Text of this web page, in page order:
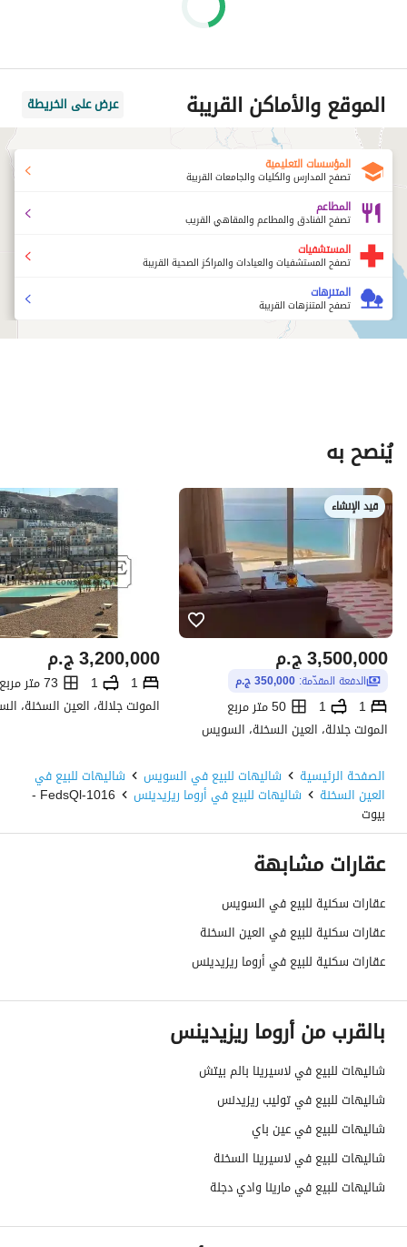
الموقع والأماكن القريبة عرض على الخريطة
المؤسسات التعليمية
تصفح المدارس والكليات والجامعات القريبة
المطاعم
تصفح الفنادق والمطاعم والمقاهي القريب
المستشفيات
تصفح المستشفيات والعيادات والمراكز الصحية القريبة
المتنزهات
تصفح المتنزهات القريبة
يُنصح به
قيد الإنشاء
ج.م3,500,000
الدفعة المقدّمة: 350,000 ج.م
1
1
50 متر مربع
المونت جلالة، العين السخنة، السويس
ج.م3,200,000
1
1
73 متر مربع
المونت جلالة، العين السخنة،
الصفحة الرئيسية شاليهات للبيع في السويس شاليهات للبيع في
العين السخنة شاليهات للبيع في أروما ريزيدينس 1016-FedsQl -
بيوت
عقارات مشابهة
عقارات سكنية للبيع في السويس
عقارات سكنية للبيع في العين السخنة
عقارات سكنية للبيع في أروما ريزيدينس
بالقرب من أروما ريزيدينس
شاليهات للبيع في لاسيرينا بالم بيتش
شاليهات للبيع في توليب ريزيدنس
شاليهات للبيع في عين باي
شاليهات للبيع في لاسيرينا السخنة
شاليهات للبيع في مارينا وادي دجلة